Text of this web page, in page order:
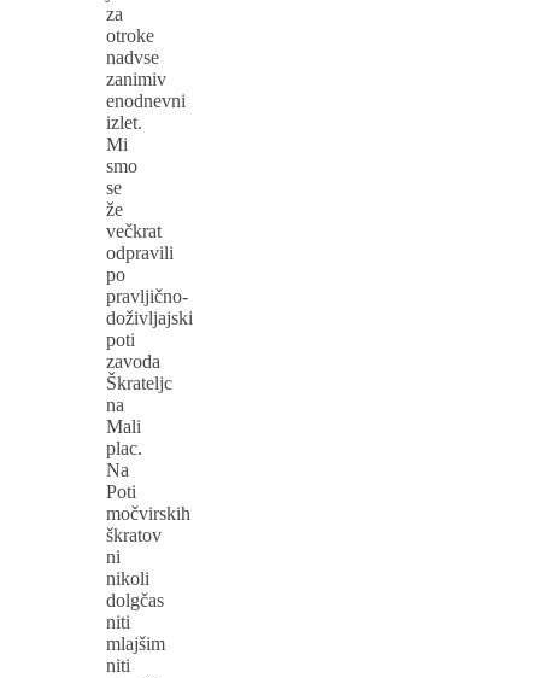
za
otroke
nadvse
zanimiv
enodnevni
izlet.
Mi
smo
se
že
večkrat
odpravili
po
pravljično-
doživljajski
poti
zavoda
Škrateljc
na
Mali
plac.
Na
Poti
močvirskih
škratov
ni
nikoli
dolgčas
niti
mlajšim
niti